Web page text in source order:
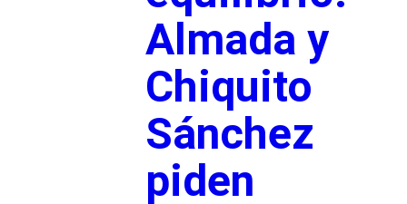
Almada y
Chiquito
Sánchez
piden